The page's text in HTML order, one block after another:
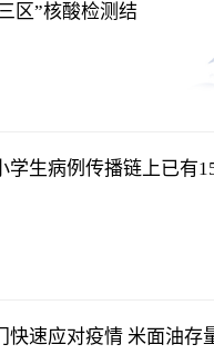
区”核酸检测结
学生病例传播链上已有
快速应对疫情 米面油存